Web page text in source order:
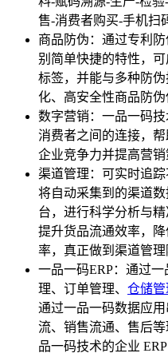
售-消费者购买-手机扫
商品防伪：通过专利
别简单快捷的特性，
标签，并能与多种防
化、高安全性商品防伪
数字营销：一品一码技
消费者之间的连接，
企业竞争力并提高营销
渠道管理：可实时追踪
将自动采集到的渠道
台，进行科学分析与
提升货品流通效率，
率，真正做到渠道管理
一品一码ERP：通过
理、订单管理、 仓储
通过一品一码数据应
流、销售流通、售后
品一码技术的企业